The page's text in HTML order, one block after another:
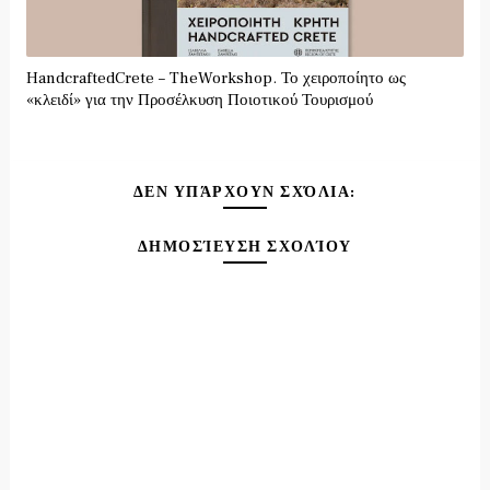
HandcraftedCrete – TheWorkshop. Το χειροποίητο ως
«κλειδί» για την Προσέλκυση Ποιοτικού Τουρισμού
ΔΕΝ ΥΠΆΡΧΟΥΝ ΣΧΌΛΙΑ:
ΔΗΜΟΣΊΕΥΣΗ ΣΧΟΛΊΟΥ